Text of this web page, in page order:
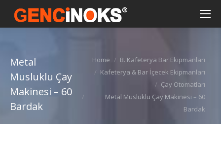
Metal
Musluklu Çay
Makinesi – 60
Bardak
You are here:
Home
B. Kafeterya Bar Ekipmanları
Kafeterya & Bar İçecek Ekipmanları
Çay Otomatları
Metal Musluklu Çay Makinesi – 60
Bardak